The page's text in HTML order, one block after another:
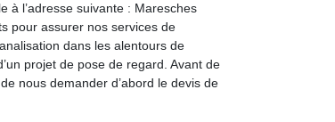
à l’adresse suivante : Maresches
pour assurer nos services de
dans les alentours de
projet de pose de regard. Avant de
nous demander d’abord le devis de